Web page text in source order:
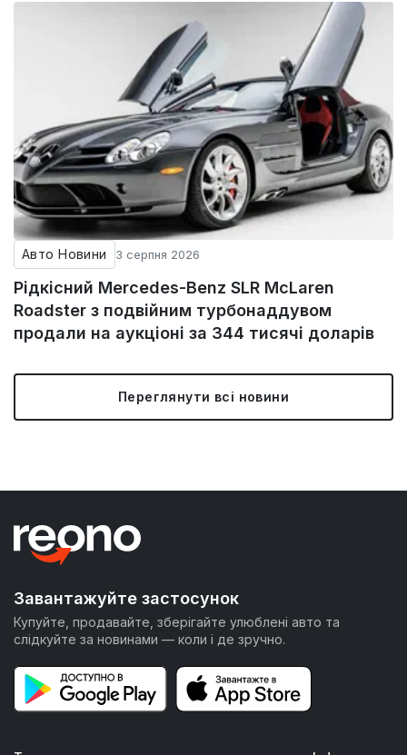
Авто Новини 3 серпня 2026
Рідкісний Mercedes-Benz SLR McLaren
Roadster з подвійним турбонаддувом
продали на аукціоні за 344 тисячі доларів
Переглянути всі новини
Завантажуйте застосунок
Купуйте, продавайте, зберігайте улюблені авто та
слідкуйте за новинами — коли і де зручно.